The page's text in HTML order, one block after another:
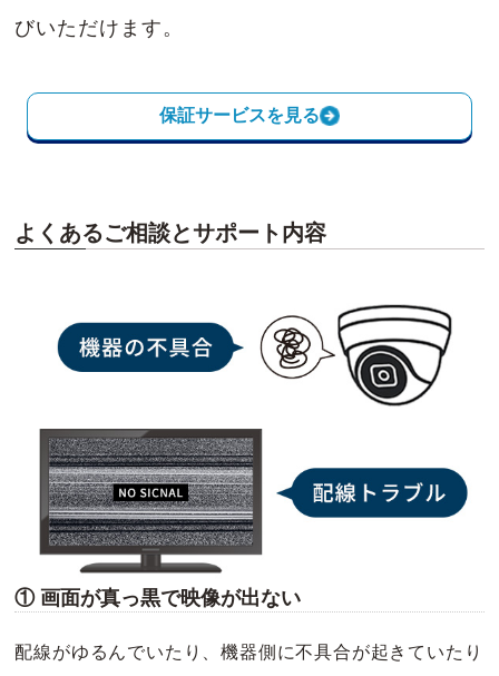
びいただけます。
保証サービスを見る
よくあるご相談とサポート内容
① 画面が真っ黒で映像が出ない
配線がゆるんでいたり、機器側に不具合が起きていたり